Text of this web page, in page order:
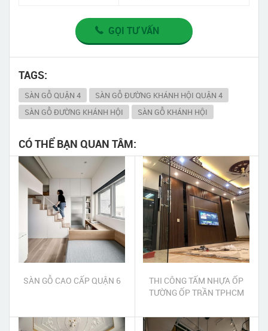
GỌI TƯ VẤN
TAGS:
SÀN GỖ QUẬN 4
SÀN GỖ ĐƯỜNG KHÁNH HỘI QUẬN 4
SÀN GỖ ĐƯỜNG KHÁNH HỘI
SÀN GỖ KHÁNH HỘI
CÓ THỂ BẠN QUAN TÂM:
SÀN GỖ CAO CẤP QUẬN 6
THI CÔNG TẤM NHỰA ỐP
TƯỜNG ỐP TRẦN TPHCM